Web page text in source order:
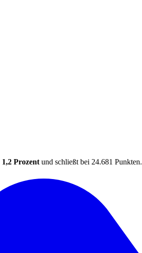
1,2 Prozent und schließt bei 24.681 Punkten.